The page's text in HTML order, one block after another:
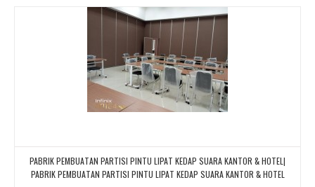
PABRIK PEMBUATAN PARTISI PINTU LIPAT KEDAP SUARA KANTOR & HOTEL|
PABRIK PEMBUATAN PARTISI PINTU LIPAT KEDAP SUARA KANTOR & HOTEL